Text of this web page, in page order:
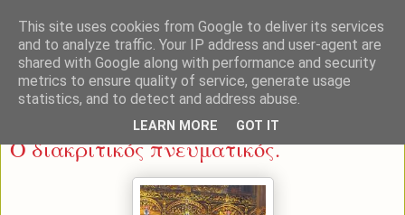
Πέμπτη 13 Μαρτίου 2014
Ο διακριτικός πνευματικός.
This site uses cookies from Google to deliver its services
and to analyze traffic. Your IP address and user-agent are
shared with Google along with performance and security
metrics to ensure quality of service, generate usage
statistics, and to detect and address abuse.
LEARN MORE GOT IT